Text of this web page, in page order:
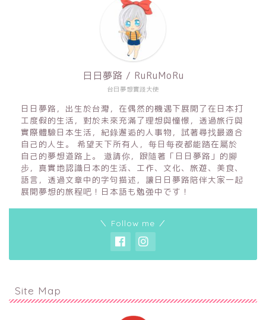
台日夢想實踐大使
日日夢路 / RuRuMoRu
日日夢路，出生於台灣，在偶然的機遇下展開了在日本打
工度假的生活，對於未來充滿了理想與憧憬，透過旅行與
實際體驗日本生活，紀錄邂逅的人事物，試著尋找最適合
自己的人生。 希望天下所有人，每日每夜都能踏在屬於
自己的夢想道路上。 邀請你，跟隨著「日日夢路」的腳
步，真實地認識日本的生活、工作、文化、旅遊、美食、
語言，透過文章中的字句描述，讓日日夢路陪伴大家一起
展開夢想的旅程吧！日本語も勉強中です！
＼ Follow me ／
Site Map